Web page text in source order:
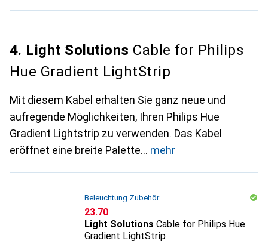
4. Light Solutions Cable for Philips
Hue Gradient LightStrip
Mit diesem Kabel erhalten Sie ganz neue und
aufregende Möglichkeiten, Ihren Philips Hue
Gradient Lightstrip zu verwenden. Das Kabel
eröffnet eine breite Palette
mehr
Beleuchtung Zubehör
CHF
23.70
Light Solutions Cable for Philips Hue
Gradient LightStrip